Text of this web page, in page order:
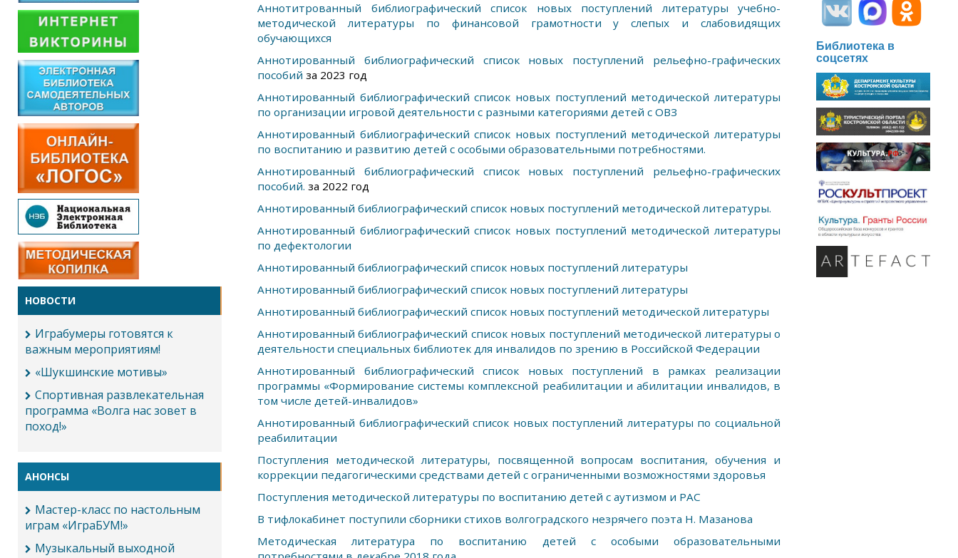
НОВОСТИ
Играбумеры готовятся к
важным мероприятиям!
«Шукшинские мотивы»
Спортивная развлекательная
программа «Волга нас зовет в
поход!»
АНОНСЫ
Мастер-класс по настольным
играм «ИграБУМ!»
Музыкальный выходной
Аннотитрованный библиографический список новых поступлений литературы учебно-
методической литературы по финансовой грамотности у слепых и слабовидящих
обучающихся
Аннотированный библиографический список новых поступлений рельефно-графических
пособий за 2023 год
Аннотированный библиографический список новых поступлений методической литературы
по организации игровой деятельности с разными категориями детей с ОВЗ
Аннотированный библиографический список новых поступлений методической литературы
по воспитанию и развитию детей с особыми образовательными потребностями.
Аннотированный библиографический список новых поступлений рельефно-графических
пособий. за 2022 год
Аннотированный библиографический список новых поступлений методической литературы.
Аннотированный библиографический список новых поступлений методической литературы
по дефектологии
Аннотированный библиографический список новых поступлений литературы
Аннотированный библиографический список новых поступлений литературы
Аннотированный библиографический список новых поступлений методической литературы
Аннотированный библиографический список новых поступлений методической литературы о
деятельности специальных библиотек для инвалидов по зрению в Российской Федерации
Аннотированный библиографический список новых поступлений в рамках реализации
программы «Формирование системы комплексной реабилитации и абилитации инвалидов, в
том числе детей-инвалидов»
Аннотированный библиографический список новых поступлений литературы по социальной
реабилитации
Поступления методической литературы, посвященной вопросам воспитания, обучения и
коррекции педагогическими средствами детей с ограниченными возможностями здоровья
Поступления методической литературы по воспитанию детей с аутизмом и РАС
В тифлокабинет поступили сборники стихов волгоградского незрячего поэта Н. Мазанова
Методическая литература по воспитанию детей с особыми образовательными
Библиотека в
соцсетях